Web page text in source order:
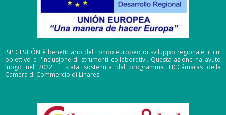
ISP GESTIÓN è beneficiario del Fondo europeo di sviluppo regionale, il cui
obiettivo è l'inclusione di strumenti collaborativi. Questa azione ha avuto
luogo nel 2022. È stata sostenuta dal programma TICCámaras della
Camera di Commercio di Linares.